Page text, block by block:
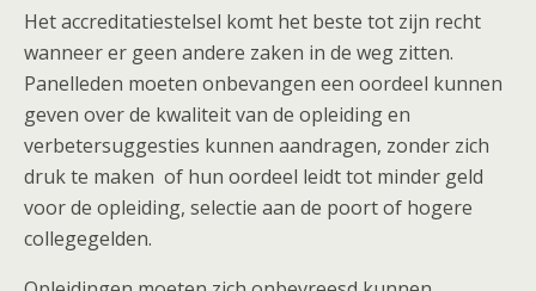
Het accreditatiestelsel komt het beste tot zijn recht
wanneer er geen andere zaken in de weg zitten.
Panelleden moeten onbevangen een oordeel kunnen
geven over de kwaliteit van de opleiding en
verbetersuggesties kunnen aandragen, zonder zich
druk te maken of hun oordeel leidt tot minder geld
voor de opleiding, selectie aan de poort of hogere
collegegelden.